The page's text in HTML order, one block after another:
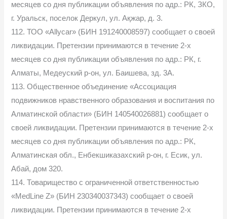
месяцев со дня публикации объявления по адр.: РК, ЗКО,
г. Уральск, поселок Деркул, ул. Ақжар, д. 3.
112. ТОО «Allycar» (БИН 191240008597) сообщает о своей
ликвидации. Претензии принимаются в течение 2-х
месяцев со дня публикации объявления по адр.: РК, г.
Алматы, Медеуский р-он, ул. Баишева, зд. 3А.
113. Общественное объединение «Ассоциация
подвижников нравственного образования и воспитания по
Алматинской области» (БИН 140540026881) сообщает о
своей ликвидации. Претензии принимаются в течение 2-х
месяцев со дня публикации объявления по адр.: РК,
Алматинская обл., Енбекшиказахский р-он, г. Есик, ул.
Абай, дом 320.
114. Товарищество с ограниченной ответственностью
«MedLine Z» (БИН 230340037343) сообщает о своей
ликвидации. Претензии принимаются в течение 2-х